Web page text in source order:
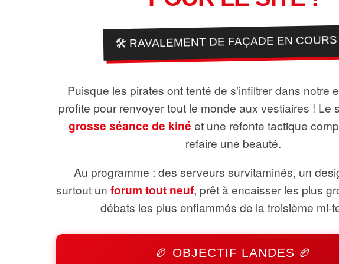
🛠️ RAVALEMENT DE FAÇADE EN
Puisque les pirates ont tenté de s'infiltrer dans notre
profite pour renvoyer tout le monde aux vestiaires ! Le
grosse séance de kiné et une refonte tactique
refaire une beauté.
Au programme : des serveurs survitaminés, un
surtout un forum tout neuf, prêt à encaisser les plus
débats les plus enflammés de la troisième mi-
🏉 OBJECTIF LANDES 🏉